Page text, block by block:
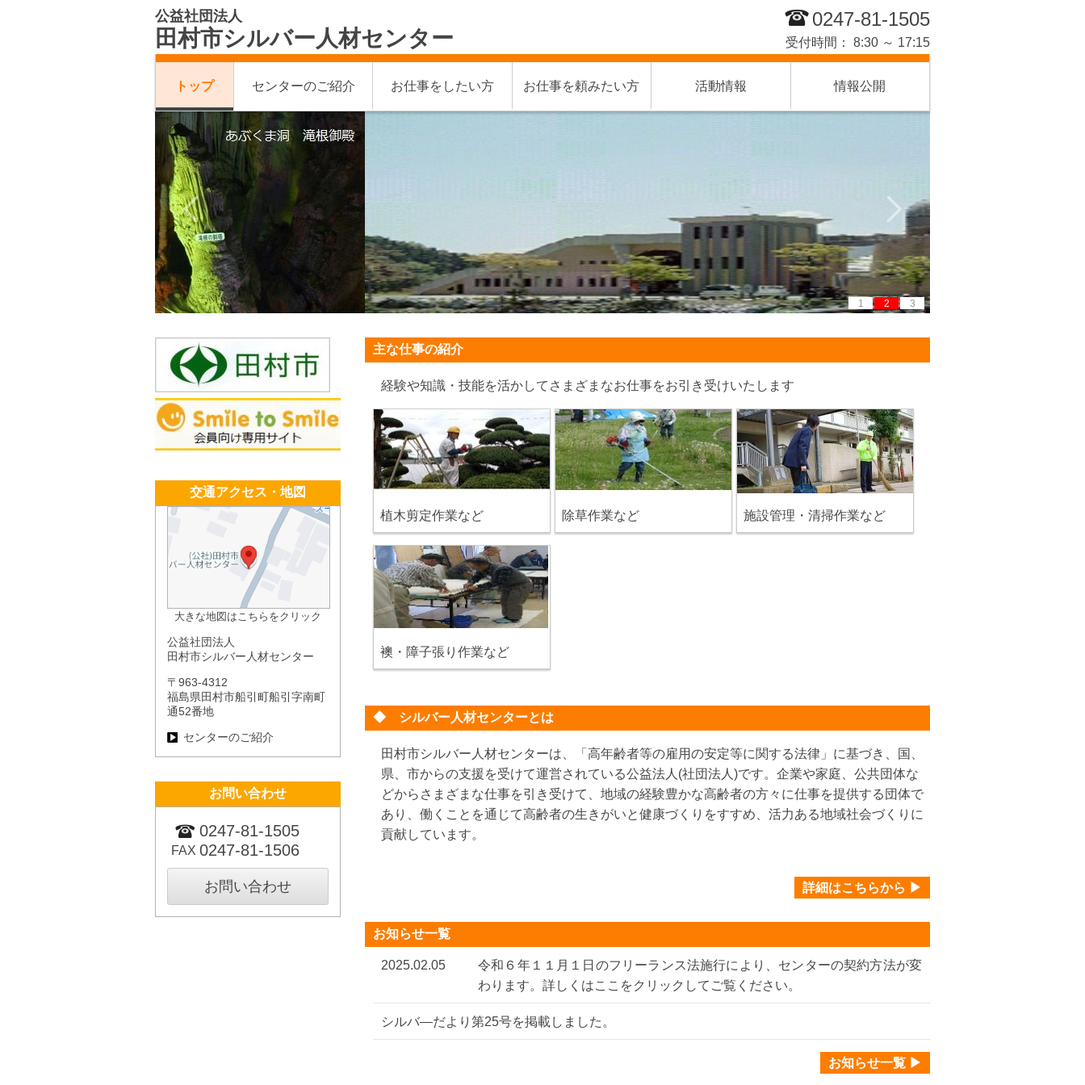
公益社団法人
田村市シルバー人材センター
0247-81-1505
受付時間： 8:30 ～ 17:15
トップ センターのご紹介 お仕事をしたい方 お仕事を頼みたい方 活動情報 情報公開
1 2 3
主な仕事の紹介
経験や知識・技能を活かしてさまざまなお仕事をお引き受けいたします
植木剪定作業など 除草作業など 施設管理・清掃作業など
襖・障子張り作業など
◆ シルバー人材センターとは
田村市シルバー人材センターは、「高年齢者等の雇用の安定等に関する法律」に基づき、国、
県、市からの支援を受けて運営されている公益法人(社団法人)です。企業や家庭、公共団体な
どからさまざまな仕事を引き受けて、地域の経験豊かな高齢者の方々に仕事を提供する団体で
あり、働くことを通じて高齢者の生きがいと健康づくりをすすめ、活力ある地域社会づくりに
貢献しています。
詳細はこちらから ▶
お知らせ一覧
2025.02.05
令和６年１１月１日のフリーランス法施行により、センターの契約方法が変
わります。詳しくはここをクリックしてご覧ください。
シルバ―だより第25号を掲載しました。
お知らせ一覧 ▶
交通アクセス・地図
大きな地図はこちらをクリック
公益社団法人
田村市シルバー人材センター
〒963-4312
福島県田村市船引町船引字南町
通52番地
センターのご紹介
お問い合わせ
0247-81-1505
FAX 0247-81-1506
お問い合わせ